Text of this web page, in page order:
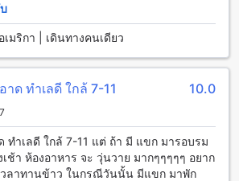
ารห้องพักที่มีสิ่งอำนวยความสะดวกที่ทัน
ให้ผู้เข้าพักมีประสบการณ์ที่สะดวกสบาย
พักมีระบบปรับอากาศที่ทันสมัยเพื่อให้คุณ
มิในห้องได้อย่างสะดวกสบายตามความ
ายในการตัดสินใจในการนั่งเก้าอี้ นอกจาก
ายการดาวเทียม/เคเบิลเพื่อให้คุณสามารถ
ๆได้ นอกจากนี้ยังมีตู้เย็นในห้องพักเพื่อให้
องดื่มเพื่อความสะดวกสบายในการใช้ชีวิต
เมริกา | เดินทางคนเดียว
ด ทำเลดี ใกล้ 7-11 10.0
ทำเลดี ใกล้ 7-11 แต่ ถ้า มี แขก มารอบรม
ช้า ห้องอาหาร จะ วุ่นวาย มากๆๆๆๆๆ อยาก
วลาทานข้าว ในกรณีวันนั้น มีแขก มาพัก